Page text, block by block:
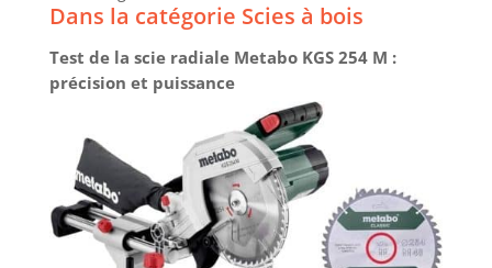
Dans la catégorie Scies à bois
Test de la scie radiale Metabo KGS 254 M :
précision et puissance